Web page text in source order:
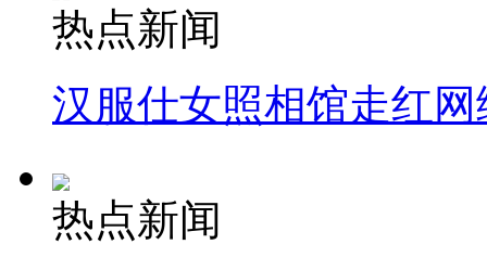
热点新闻
汉服仕女照相馆走红网
热点新闻